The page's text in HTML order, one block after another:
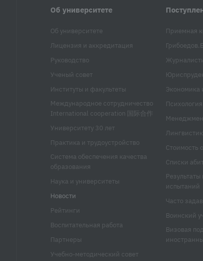
Об университете
Об университете
Лицензия и аккредитация
Руководство
Ученый совет
Институты и факультеты
Международное сотрудничество
International cooperation 国际合作
Университету 30 лет
Практика и трудоустройство
Система обеспечения качества
образования
Наука и университеты
Новости
Рейтинги
Воспитательная работа
Партнеры
Учебно-методический совет
Приемная
Экономика
Психология
Стоимость
Списки
испытаний
Часто
Воинский
Визовая